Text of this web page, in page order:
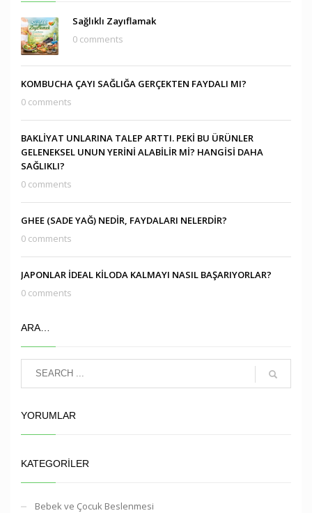
Sağlıklı Zayıflamak
0 comments
KOMBUCHA ÇAYI SAĞLIĞA GERÇEKTEN FAYDALI MI?
0 comments
BAKLİYAT UNLARINA TALEP ARTTI. PEKİ BU ÜRÜNLER
GELENEKSEL UNUN YERİNİ ALABİLİR Mİ? HANGİSİ DAHA
SAĞLIKLI?
0 comments
GHEE (SADE YAĞ) NEDİR, FAYDALARI NELERDİR?
0 comments
JAPONLAR İDEAL KİLODA KALMAYI NASIL BAŞARIYORLAR?
0 comments
ARA…
YORUMLAR
KATEGORILER
Bebek ve Çocuk Beslenmesi